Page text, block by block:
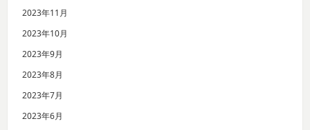
2023年11月
2023年10月
2023年9月
2023年8月
2023年7月
2023年6月